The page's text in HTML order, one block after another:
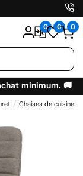
0 0 0
minimum. 🚚
Chaises de cuisine